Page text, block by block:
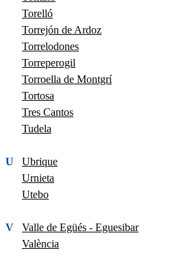
Torelló
Torrejón de Ardoz
Torrelodones
Torreperogil
Torroella de Montgrí
Tortosa
Tres Cantos
Tudela
U
Ubrique
Urnieta
Utebo
V
Valle de Egüés - Eguesibar
València